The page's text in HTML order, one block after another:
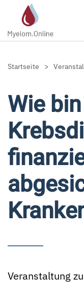
Zum Hauptinhalt
Startseite
Wie
Veranstaltung